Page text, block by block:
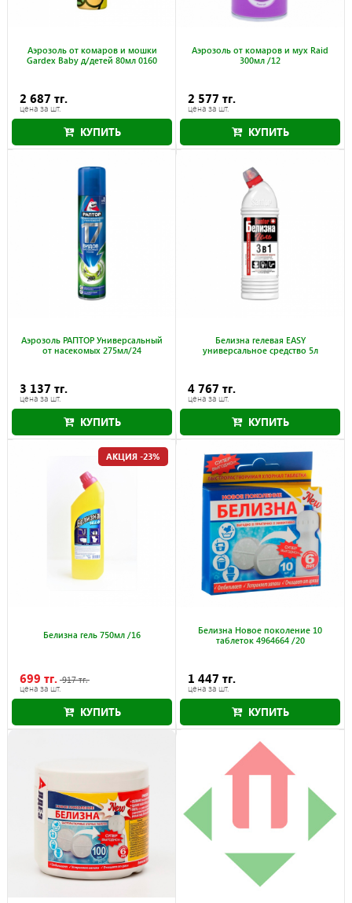
Аэрозоль от комаров и мошки
Gardex Baby д/детей 80мл 0160
2 687 тг.
цена за шт.
КУПИТЬ
Аэрозоль от комаров и мух Raid
300мл /12
2 577 тг.
цена за шт.
КУПИТЬ
Аэрозоль РАПТОР Универсальный
от насекомых 275мл/24
3 137 тг.
цена за шт.
КУПИТЬ
Белизна гелевая EASY
универсальное средство 5л
4 767 тг.
цена за шт.
КУПИТЬ
Белизна гель 750мл /16
699 тг. 917 тг.
цена за шт.
Акция действует до 31.08.2026
АКЦИЯ -23%
КУПИТЬ
Белизна Новое поколение 10
таблеток 4964664 /20
1 447 тг.
цена за шт.
КУПИТЬ